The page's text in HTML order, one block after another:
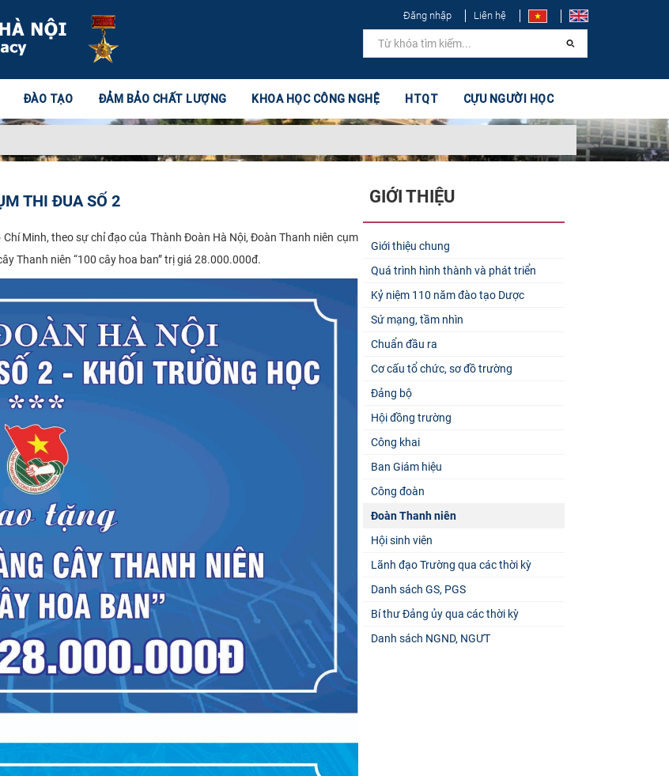
Đăng nhập Liên hệ
ĐÀO TẠO ĐẢM BẢO CHẤT LƯỢNG KHOA HỌC CÔNG NGHỆ HTQT CỰU NGƯỜI HỌC
THI ĐUA SỐ 2
Minh, theo sự chỉ đạo của Thành Đoàn Hà Nội, Đoàn Thanh niên cụm
Thanh niên “100 cây hoa ban” trị giá 28.000.000đ.
GIỚI THIỆU
Giới thiệu chung
Quá trình hình thành và phát triển
Kỷ niệm 110 năm đào tạo Dược
Sứ mạng, tầm nhìn
Chuẩn đầu ra
Cơ cấu tổ chức, sơ đồ trường
Đảng bộ
Hội đồng trường
Công khai
Ban Giám hiệu
Công đoàn
Đoàn Thanh niên
Hội sinh viên
Lãnh đạo Trường qua các thời kỳ
Danh sách GS, PGS
Bí thư Đảng ủy qua các thời kỳ
Danh sách NGND, NGƯT